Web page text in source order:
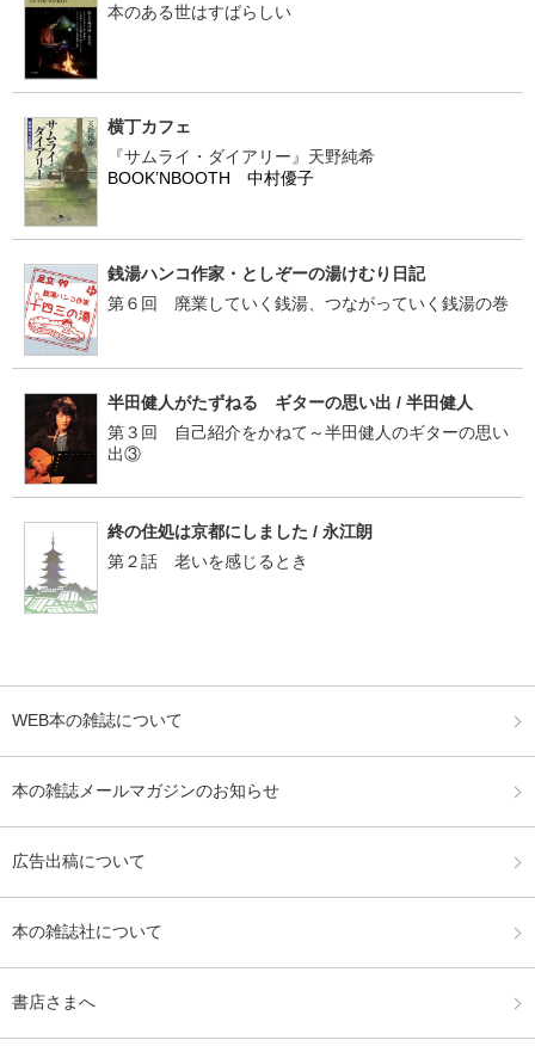
本のある世はすばらしい
横丁カフェ
『サムライ・ダイアリー』天野純希
BOOK’NBOOTH 中村優子
銭湯ハンコ作家・としぞーの湯けむり日記
第６回 廃業していく銭湯、つながっていく銭湯の巻
半田健人がたずねる ギターの思い出 / 半田健人
第３回 自己紹介をかねて～半田健人のギターの思い
出③
終の住処は京都にしました / 永江朗
第２話 老いを感じるとき
WEB本の雑誌について
本の雑誌メールマガジンのお知らせ
広告出稿について
本の雑誌社について
書店さまへ